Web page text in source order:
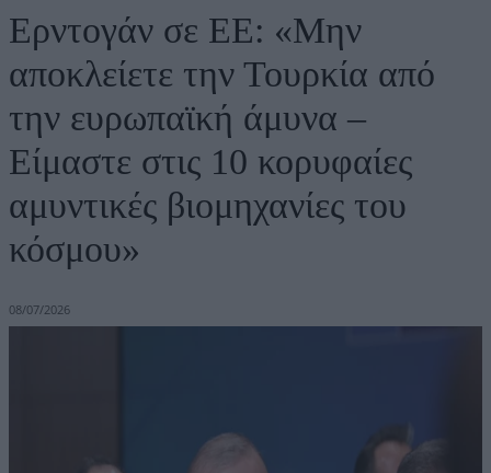
Ερντογάν σε ΕΕ: «Μην
αποκλείετε την Τουρκία από
την ευρωπαϊκή άμυνα –
Είμαστε στις 10 κορυφαίες
αμυντικές βιομηχανίες του
κόσμου»
08/07/2026